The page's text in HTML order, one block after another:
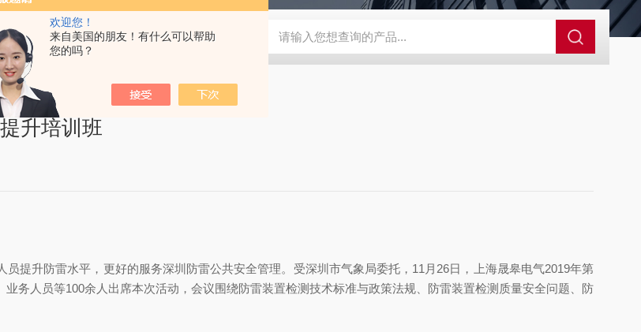
欢迎您！
来自美国的朋友！有什么可以帮助
您的吗？
升培训班
提升防雷水平，更好的服务深圳防雷公共安全管理。受深圳市气象局委托，11月26日， 上海晟皋电气2019年第
务人员等100余人出席本次活动，会议围绕防雷装置检测技术标准与政策法规、防雷装置检测质量安全问题、防